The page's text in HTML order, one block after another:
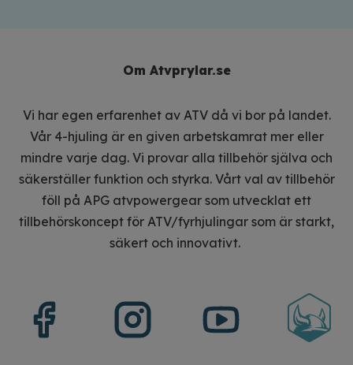
Om Atvprylar.se
Vi har egen erfarenhet av ATV då vi bor på landet.
Vår 4-hjuling är en given arbetskamrat mer eller
mindre varje dag. Vi provar alla tillbehör själva och
säkerställer funktion och styrka. Vårt val av tillbehör
föll på APG atvpowergear som utvecklat ett
tillbehörskoncept för ATV/fyrhjulingar som är starkt,
säkert och innovativt.